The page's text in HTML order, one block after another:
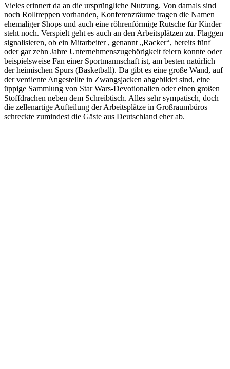
Vieles erinnert da an die ursprüngliche Nutzung. Von damals sind
noch Rolltreppen vorhanden, Konferenzräume tragen die Namen
ehemaliger Shops und auch eine röhrenförmige Rutsche für Kinder
steht noch. Verspielt geht es auch an den Arbeitsplätzen zu. Flaggen
signalisieren, ob ein Mitarbeiter , genannt „Racker“, bereits fünf
oder gar zehn Jahre Unternehmenszugehörigkeit feiern konnte oder
beispielsweise Fan einer Sportmannschaft ist, am besten natürlich
der heimischen Spurs (Basketball). Da gibt es eine große Wand, auf
der verdiente Angestellte in Zwangsjacken abgebildet sind, eine
üppige Sammlung von Star Wars-Devotionalien oder einen großen
Stoffdrachen neben dem Schreibtisch. Alles sehr sympatisch, doch
die zellenartige Aufteilung der Arbeitsplätze in Großraumbüros
schreckte zumindest die Gäste aus Deutschland eher ab.